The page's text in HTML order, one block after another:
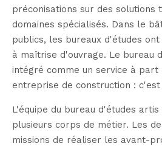
préconisations sur des solutions
domaines spécialisés. Dans le
publics, les bureaux d'études
à maîtrise d'ouvrage. Le bureau
intégré comme un service à part
entreprise de construction :
L'équipe du bureau d'études
plusieurs corps de métier. Les
missions de réaliser les avant-